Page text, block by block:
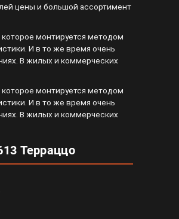
цены и большой ассортимент
монтируется методом
И в то же время очень
В жилых и коммерческих
монтируется методом
И в то же время очень
В жилых и коммерческих
Терраццо